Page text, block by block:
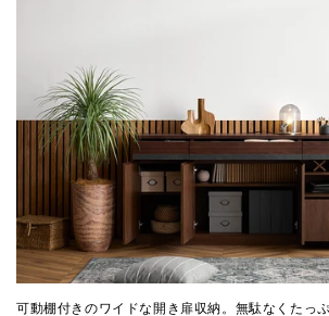
可動棚付きのワイドな開き扉収納。無駄なくたっ